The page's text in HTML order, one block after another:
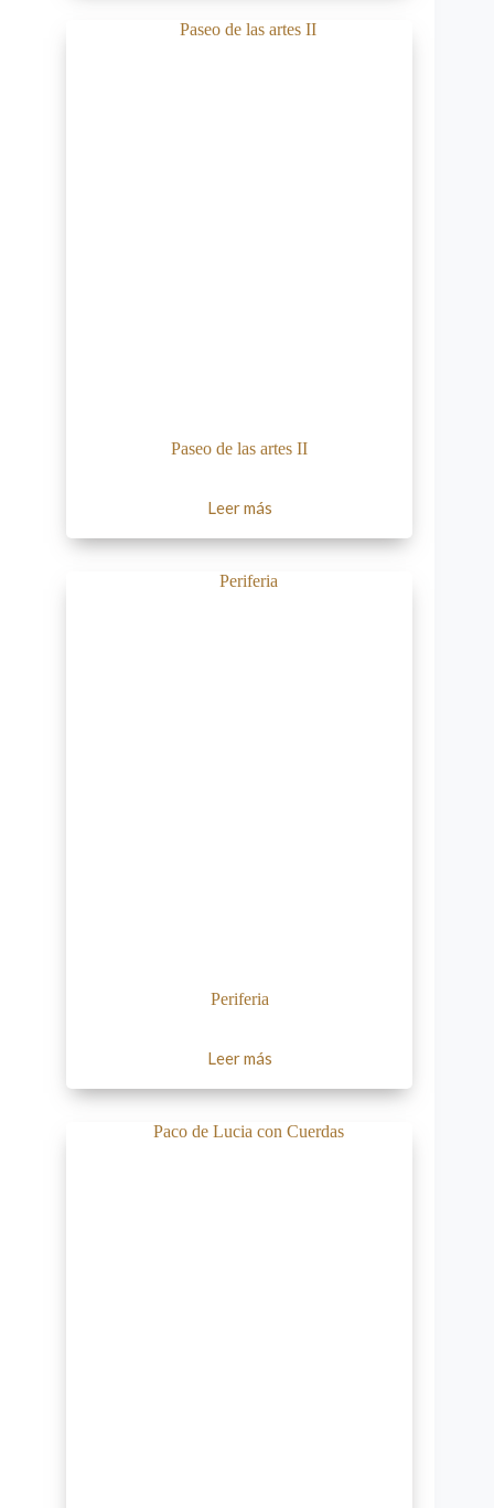
Paseo de las artes II
Leer más
Periferia
Leer más